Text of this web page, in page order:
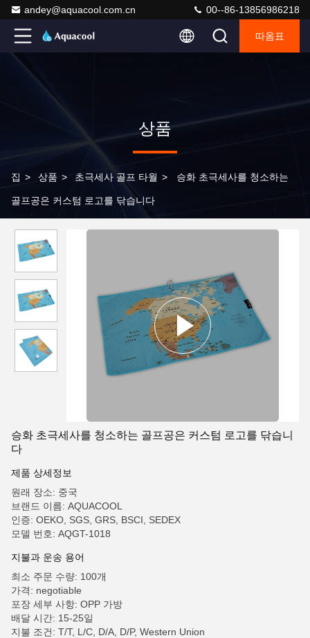
andey@aquacool.com.cn 00--86-13856986218
따옴표
상품
집 > 상품 > 초극세사 골프 타월 > 승화 초극세사를 청소하는
골프공은 커스텀 로고를 닦습니다
승화 초극세사를 청소하는 골프공은 커스텀 로고를 닦습니
다
제품 상세정보
원래 장소: 중국
브랜드 이름: AQUACOOL
인증: OEKO, SGS, GRS, BSCI, SEDEX
모델 번호: AQGT-1018
지불과 운송 용어
최소 주문 수량: 100개
가격: negotiable
포장 세부 사항: OPP 가방
배달 시간: 15-25일
지불 조건: T/T, L/C, D/A, D/P, Western Union